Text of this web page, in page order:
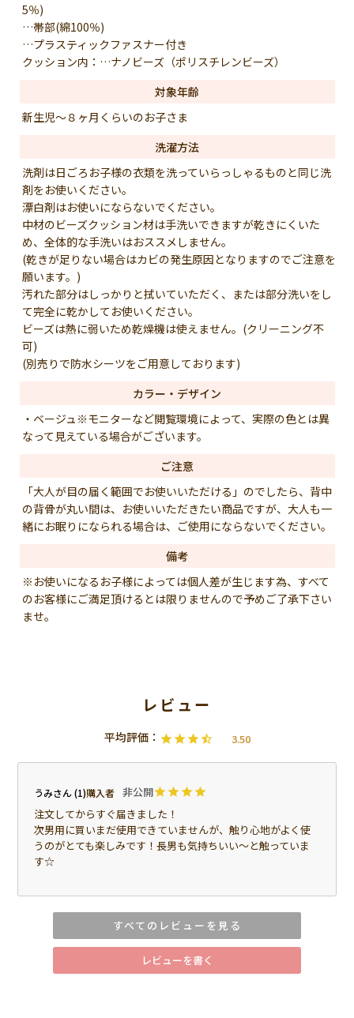
5％)
…帯部(綿100％)
…プラスティックファスナー付き
クッション内：…ナノビーズ（ポリスチレンビーズ）
対象年齢
新生児～８ヶ月くらいのお子さま
洗濯方法
洗剤は日ごろお子様の衣類を洗っていらっしゃるものと同じ洗
剤をお使いください。
漂白剤はお使いにならないでください。
中材のビーズクッション材は手洗いできますが乾きにくいた
め、全体的な手洗いはおススメしません。
(乾きが足りない場合はカビの発生原因となりますのでご注意を
願います。)
汚れた部分はしっかりと拭いていただく、または部分洗いをし
て完全に乾かしてお使いください。
ビーズは熱に弱いため乾燥機は使えません。(クリーニング不
可)
(別売りで防水シーツをご用意しております)
カラー・デザイン
・ベージュ※モニターなど閲覧環境によって、実際の色とは異
なって見えている場合がございます。
ご注意
「大人が目の届く範囲でお使いいただける」のでしたら、背中
の背骨が丸い間は、お使いいただきたい商品ですが、大人も一
緒にお眠りになられる場合は、ご使用にならないでください。
備考
※お使いになるお子様によっては個人差が生じます為、すべて
のお客様にご満足頂けるとは限りませんので予めご了承下さい
ませ。
3.50
うみ 1 購入者
非公開
注文してからすぐ届きました！
次男用に買いまだ使用できていませんが、触り心地がよく使
うのがとても楽しみです！長男も気持ちいい～と触っていま
す☆
2 購入者 東京都30代
生後50日の子ども向けにひんやり防水シーツと合わせてこち
らを購入しました。
1週間ほど使用した感想ですが、我が家では購入してよかった
すべてのレビューを見る
レビューを書く